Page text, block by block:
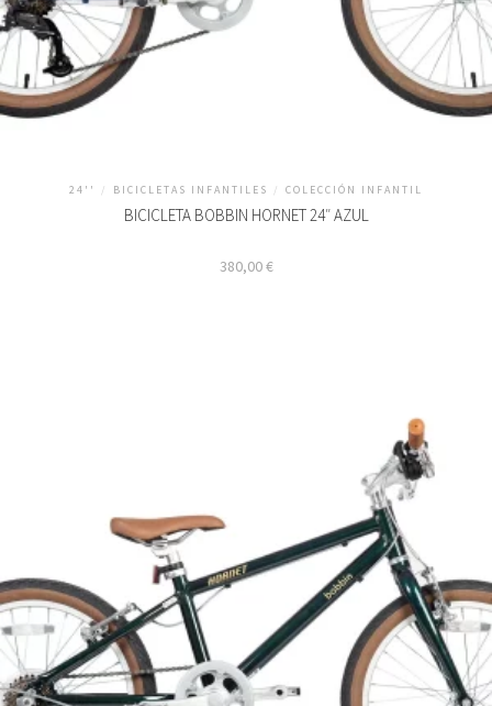
24'' / BICICLETAS INFANTILES / COLECCIÓN INFANTIL
BICICLETA BOBBIN HORNET 24″ AZUL
380,00€